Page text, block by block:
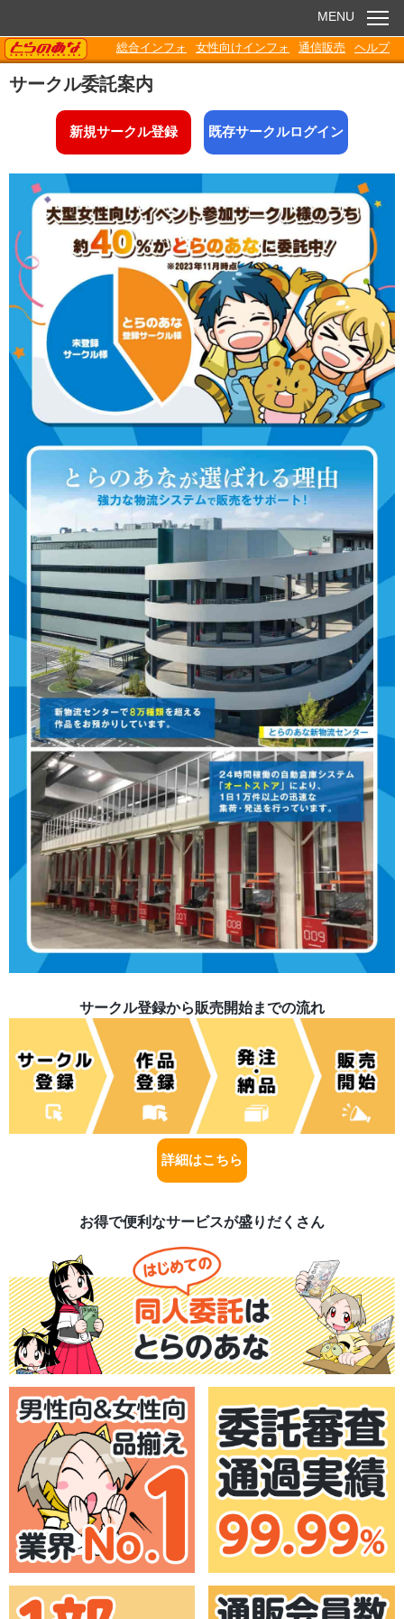
お知らせ
電子書籍
Q&A
各種ダウンロード
MENU
TORANOANA
総合インフォ 女性向けインフォ 通信販売 ヘルプ
サークル委託案内
新規サークル登録 既存サークルログイン
サークル登録から販売開始までの流れ
詳細はこちら
お得で便利なサービスが盛りだくさん